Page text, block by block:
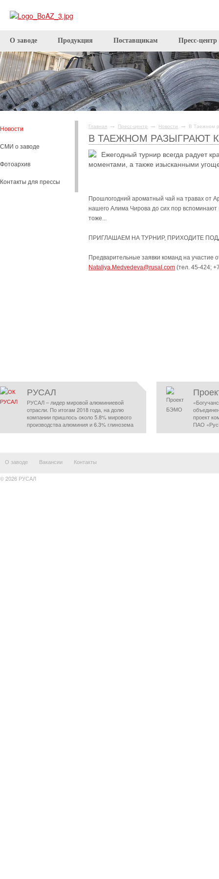
О заводе Продукция Поставщикам Пресс-центр
Новости
СМИ о заводе
Фотоархив
Контакты для прессы
Главная → Пресс-центр → Новости → В Таежном
В ТАЕЖНОМ РАЗЫГРАЮТ
Ежегодный турнир всегда радует
моментами, а также изысканными
Прошлогодний ароматный чай на травах от
нашего Алима Чирова до сих пор
тоже...
ПРИГЛАШАЕМ НА ТУРНИР, ПРИХОДИТЕ
Предварительные заявки команд на участие
Nataliya.Medvedeva@rusal.com (тел. 45-424;
РУСАЛ
РУСАЛ – лидер мировой алюминиевой
отрасли. По итогам 2018 года, на долю
компании пришлось около 5.8% мирового
производства алюминия и 6.3% глинозема
проект
ПАО
О заводе Вакансии Контакты
© 2026 РУСАЛ